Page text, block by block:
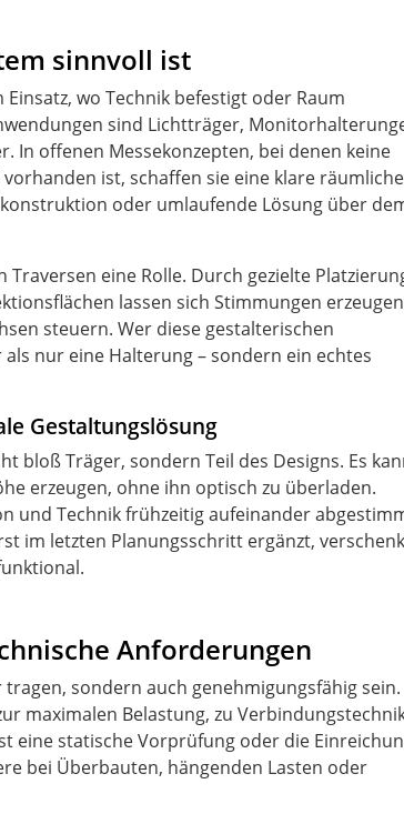
sinnvoll ist
wo Technik befestigt oder Raum
sind Lichtträger,
In offenen Messekonzepten, bei denen keine
ist, schaffen sie eine klare räumliche
oder umlaufende Lösung über
eine Rolle. Durch gezielte
lassen sich Stimmungen
steuern. Wer diese gestalterischen
nur eine Halterung – sondern ein echtes
Gestaltungslösung
bloß Träger, sondern Teil des Designs. Es
erzeugen, ohne ihn optisch zu überladen.
und Technik frühzeitig aufeinander
im letzten Planungsschritt ergänzt,
Anforderungen
sondern auch genehmigungsfähig sein.
maximalen Belastung, zu
eine statische Vorprüfung oder die
bei Überbauten, hängenden Lasten oder